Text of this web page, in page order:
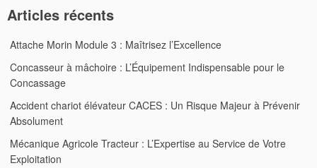
Articles récents
Attache Morin Module 3 : Maîtrisez l’Excellence
Concasseur à mâchoire : L’Équipement Indispensable pour le
Concassage
Accident chariot élévateur CACES : Un Risque Majeur à Prévenir
Absolument
Mécanique Agricole Tracteur : L’Expertise au Service de Votre
Exploitation